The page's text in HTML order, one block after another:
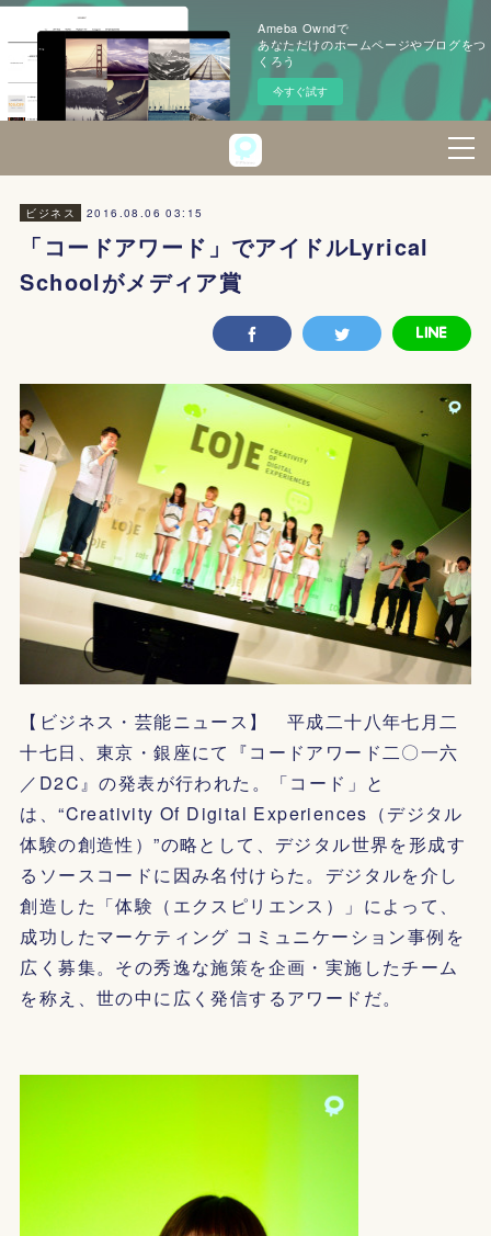
Ameba Owndで
あなただけのホームページやブログをつ
くろう
今すぐ試す
ビジネス 2016.08.06 03:15
「コードアワード」でアイドルLyrical
Schoolがメディア賞
【ビジネス・芸能ニュース】 平成二十八年七月二
十七日、東京・銀座にて『コードアワード二〇一六
／D2C』の発表が行われた。「コード」と
は、“Creativity Of Digital Experiences（デジタル
体験の創造性）”の略として、デジタル世界を形成す
るソースコードに因み名付けらた。デジタルを介し
創造した「体験（エクスピリエンス）」によって、
成功したマーケティング コミュニケーション事例を
広く募集。その秀逸な施策を企画・実施したチーム
を称え、世の中に広く発信するアワードだ。